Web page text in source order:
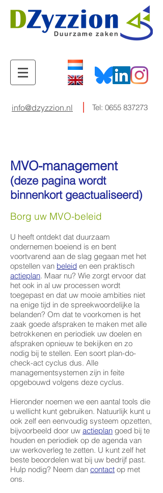
info@dzyzzion.nl Tel: 0655 837273
MVO-management
(deze pagina wordt
binnenkort geactualiseerd)
Borg uw MVO-beleid
U heeft ontdekt dat duurzaam
ondernemen boeiend is en bent
voortvarend aan de slag gegaan met het
opstellen van beleid en een praktisch
actieplan. Maar nu? Wie zorgt ervoor dat
het ook in al uw processen wordt
toegepast en dat uw mooie ambities niet
na enige tijd in de spreekwoordelijke la
belanden? Om dat te voorkomen is het
zaak goede afspraken te maken met alle
betrokkenen en periodiek uw doelen en
afspraken opnieuw te bekijken en zo
nodig bij te stellen. Een soort plan-do-
check-act cyclus dus. Alle
managementsystemen zijn in feite
opgebouwd volgens deze cyclus.
Hieronder noemen we een aantal tools die
u wellicht kunt gebruiken. Natuurlijk kunt u
ook zelf een eenvoudig systeem opzetten,
bijvoorbeeld door uw actieplan goed bij te
houden en periodiek op de agenda van
uw werkoverleg te zetten. U kunt zelf het
beste beoordelen wat bij uw bedrijf past.
Hulp nodig? Neem dan contact op met
ons.